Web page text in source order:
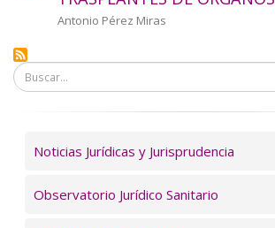
la
navegación
Autor/a
Antonio Pérez Miras
Servicios
Noticias Jurídicas y Jurisprudencia
Observatorio Jurídico Sanitario